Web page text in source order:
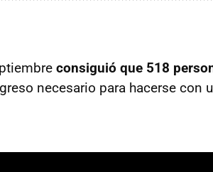
consiguió que 518
necesario para hacerse con